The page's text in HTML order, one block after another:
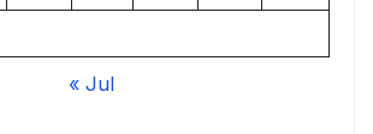
« Jul